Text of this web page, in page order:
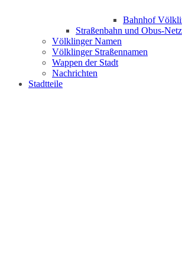
Bahnhof
Straßenbahn und Obus-Netz
Völklinger Namen
Völklinger Straßennamen
Wappen der Stadt
Nachrichten
Stadtteile